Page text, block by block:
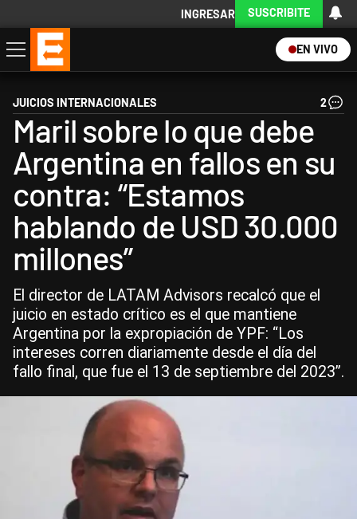
INGRESAR SUSCRIBITE
EN VIVO
Economía
Política
Internacional
Actualidad
Descargá la App
JUICIOS INTERNACIONALES 2
Maril sobre lo que debe
Argentina en fallos en su
contra: “Estamos
hablando de USD 30.000
millones”
El director de LATAM Advisors recalcó que el
juicio en estado crítico es el que mantiene
Argentina por la expropiación de YPF: “Los
intereses corren diariamente desde el día del
fallo final, que fue el 13 de septiembre del 2023”.